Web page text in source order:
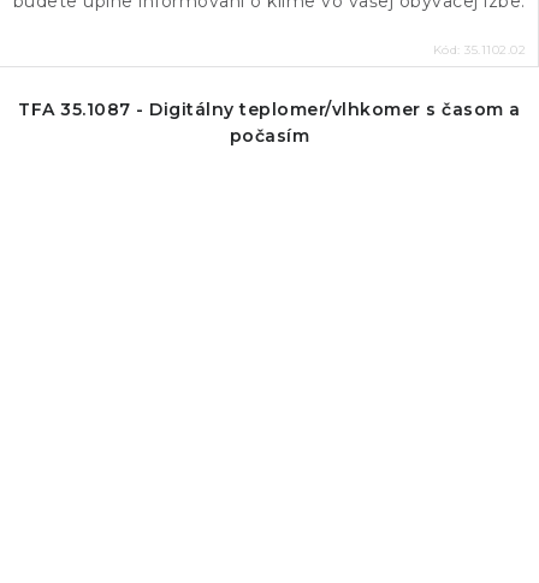
Kód: 35.1102.02
TFA 35.1087 - Digitálny teplomer/vlhkomer s časom a
počasím